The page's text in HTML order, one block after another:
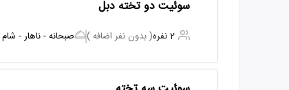
سوئیت دو تخته دبل
2 نفره ( بدون نفر اضافه ) صبحانه - ناهار - شام